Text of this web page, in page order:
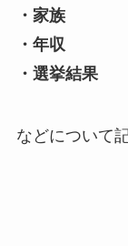
・家族
・年収
・選挙結果
などについて